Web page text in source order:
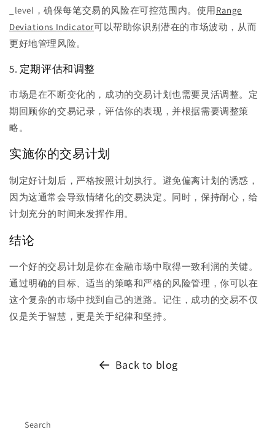
_level，确保每笔交易的风险在可控范围内。使用Range
Deviations Indicator可以帮助你识别潜在的市场波动，从而
更好地管理风险。
5. 定期评估和调整
市场是在不断变化的，成功的交易计划也需要灵活调整。定
期回顾你的交易记录，评估你的表现，并根据需要调整策
略。
实施你的交易计划
制定好计划后，严格按照计划执行。避免偏离计划的诱惑，
因为这通常会导致情绪化的交易決定。同时，保持耐心，给
计划充分的时间来发挥作用。
结论
一个好的交易计划是你在金融市场中取得一致利润的关键。
通过明确的目标、适当的策略和严格的风险管理，你可以在
这个复杂的市场中找到自己的道路。记住，成功的交易不仅
仅是关于智慧，更是关于纪律和坚持。
Back to blog
Search